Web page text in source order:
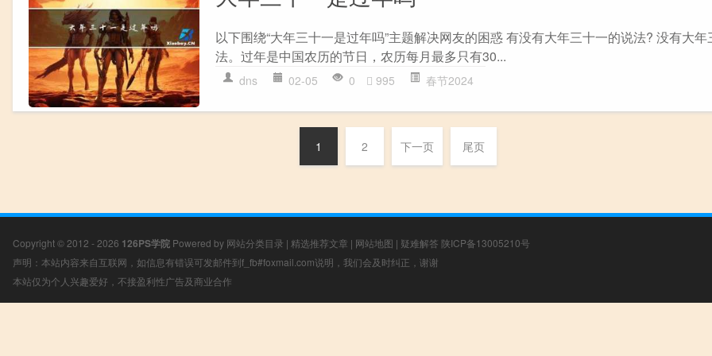
以下围绕“大年三十一是过年吗”主题解决网友的困惑 有没有大年三十一的说法? 没有大
法。过年是中国农历的节日，农历每月最多只有30...
dns 02-05 0 995 春节2024
1 2 下一页 尾页
Copyright © 2012 - 2026 126PS学院 Powered by 网站分类目录 | 精选推荐文章 | 网站地图 | 疑难解答 陕ICP备13005210号
声明：本站内容来自互联网，如信息有错误可发邮件到f_fb#foxmail.com说明，我们会及时纠正，谢谢
本站仅为个人兴趣爱好，不接盈利性广告及商业合作